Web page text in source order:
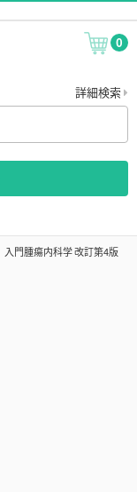
0
詳細検索
入門腫瘍内科学 改訂第4版